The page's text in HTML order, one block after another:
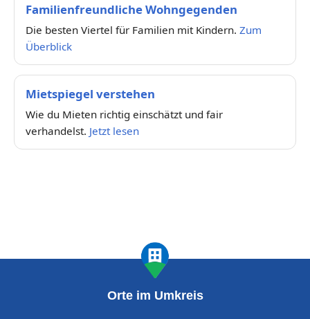
Familienfreundliche Wohngegenden
Die besten Viertel für Familien mit Kindern. Zum
Überblick
Mietspiegel verstehen
Wie du Mieten richtig einschätzt und fair
verhandelst. Jetzt lesen
Orte im Umkreis